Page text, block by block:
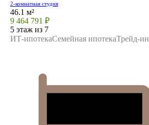
2-комнатная студия
46.1 м²
9 464 791 ₽
5 этаж из 7
ИТ-ипотекаСемейная ипотекаТрейд-ин